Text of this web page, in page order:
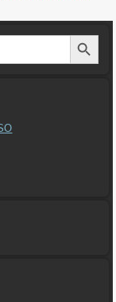
Search Button